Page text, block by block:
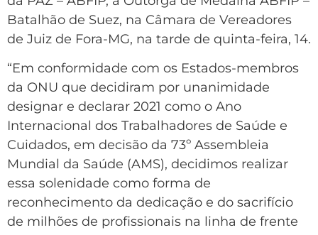
Batalhão de Suez, na Câmara de Vereadores
de Juiz de Fora-MG, na tarde de quinta-feira, 14.
“Em conformidade com os Estados-membros
da ONU que decidiram por unanimidade
designar e declarar 2021 como o Ano
Internacional dos Trabalhadores de Saúde e
Cuidados, em decisão da 73º Assembleia
Mundial da Saúde (AMS), decidimos realizar
essa solenidade como forma de
reconhecimento da dedicação e do sacrifício
de milhões de profissionais na linha de frente